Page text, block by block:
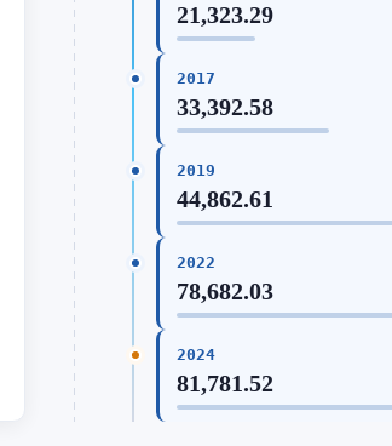
21,323.29
2017
33,392.58
2019
44,862.61
2022
78,682.03
2024
81,781.52